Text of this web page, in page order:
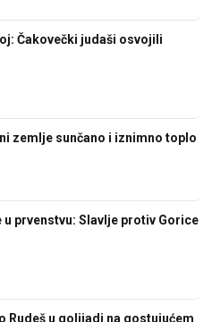
Čakovečki judaši osvojili
zemlje sunčano i iznimno toplo
prvenstvu: Slavlje protiv Gorice
Rudeš u golijadi na gostujućem